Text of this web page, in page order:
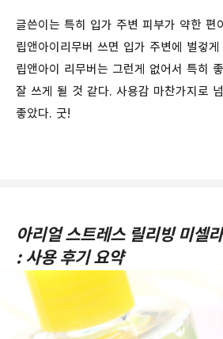
글쓴이는 특히 입가 주변 피부가 약한 편
립앤아이리무버 쓰면 입가 주변에 벌겋
립앤아이 리무버는 그런게 없어서 특히
잘 쓰게 될 것 같다. 사용감 마찬가지로
좋았다. 굿!
아리얼 스트레스 릴리빙 미셀
: 사용 후기 요약